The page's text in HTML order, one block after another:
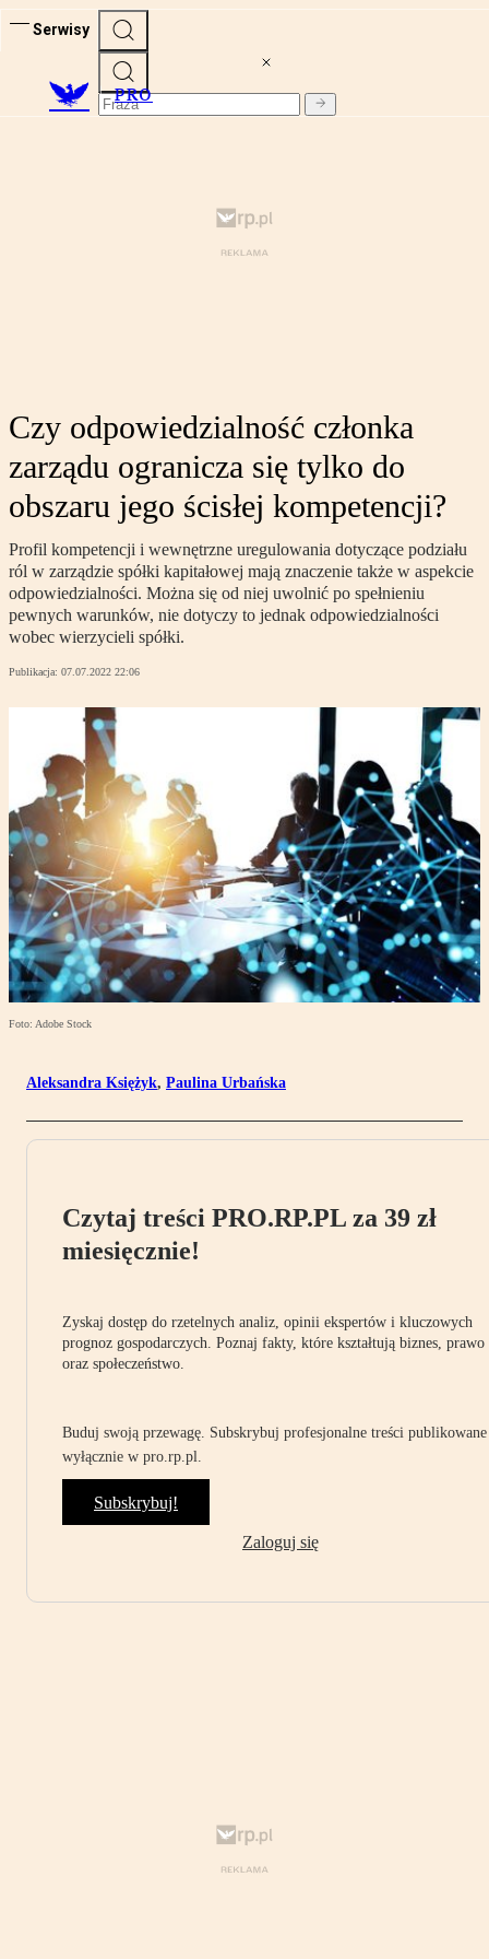
Serwisy
PRO
Czy odpowiedzialność członka
zarządu ogranicza się tylko do
obszaru jego ścisłej kompetencji?
Profil kompetencji i wewnętrzne uregulowania dotyczące podziału
ról w zarządzie spółki kapitałowej mają znaczenie także w aspekcie
odpowiedzialności. Można się od niej uwolnić po spełnieniu
pewnych warunków, nie dotyczy to jednak odpowiedzialności
wobec wierzycieli spółki.
Publikacja: 07.07.2022 22:06
Foto: Adobe Stock
Aleksandra Księżyk, Paulina Urbańska
Czytaj treści PRO.RP.PL za 39 zł
miesięcznie!
Zyskaj dostęp do rzetelnych analiz, opinii ekspertów i kluczowych
prognoz gospodarczych. Poznaj fakty, które kształtują biznes, prawo
oraz społeczeństwo.
Buduj swoją przewagę. Subskrybuj profesjonalne treści publikowane
wyłącznie w pro.rp.pl.
Subskrybuj!
Zaloguj się